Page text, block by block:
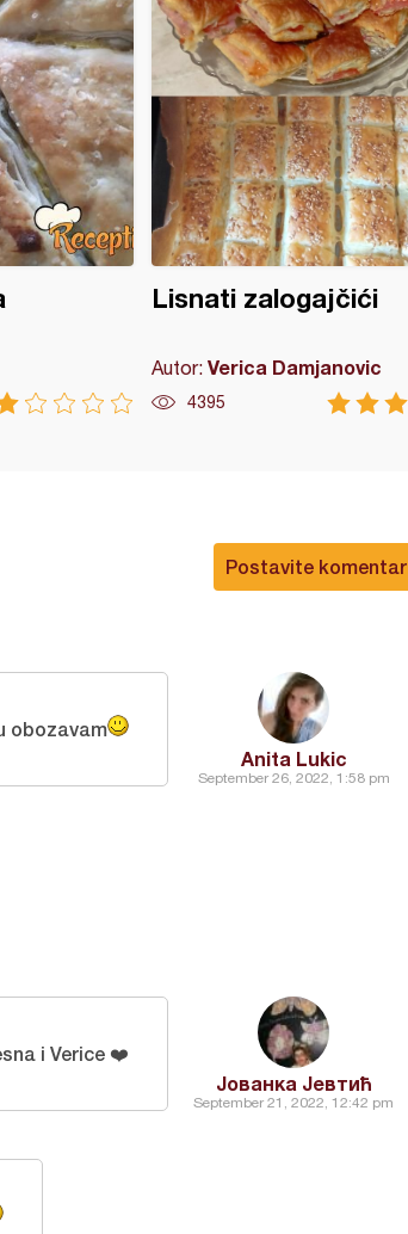
Lisnati zalogajčići
Autor: Verica Damjanovic
4395
Postavite komentar
Anita Lukic
September 26, 2022, 1:58 pm
obozavam
Јованка Јевтић
September 21, 2022, 12:42 pm
i Verice ❤️